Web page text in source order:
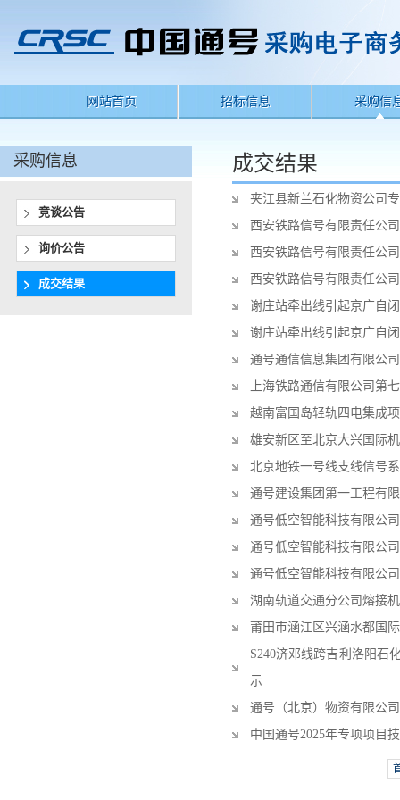
网站首页 招标信息 采购信
采购信息
竞谈公告
询价公告
成交结果
成交结果
夹江县新兰石化物资公司
西安铁路信号有限责任公
西安铁路信号有限责任公
西安铁路信号有限责任公
谢庄站牵出线引起京广自
谢庄站牵出线引起京广自
通号通信信息集团有限公
上海铁路通信有限公司第
越南富国岛轻轨四电集成
雄安新区至北京大兴国际
北京地铁一号线支线信号
通号建设集团第一工程有
通号低空智能科技有限公
通号低空智能科技有限公
通号低空智能科技有限公
湖南轨道交通分公司熔接
莆田市涵江区兴涵水都国
S240济邓线跨吉利洛阳石
示
通号（北京）物资有限公
中国通号2025年专项项目